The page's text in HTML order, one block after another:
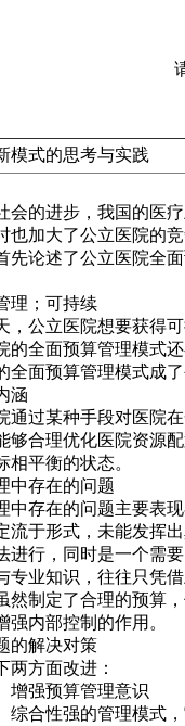
模式的思考与实践
会的进步，我国的医
也加大了公立医院的
先论述了公立医院全
理；可持续
，公立医院想要获得
的全面预算管理模式
面预算管理模式成
涵
通过某种手段对医院
够合理优化医院资源
平衡的状态。
中存在的问题
中存在的问题主要表
流于形式，未能发挥
进行，同时是一个需
专业知识，往往只凭
然制定了合理的预算
内部控制的作用。
的解决对策
两方面改进：
增强预算管理意识
综合性强的管理模式